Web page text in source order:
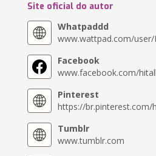
Site oficial do autor
Whatpaddd
www.wattpad.com/user/
Facebook
www.facebook.com/
Pinterest
https://br.pinterest.com/
Tumblr
www.tumblr.com